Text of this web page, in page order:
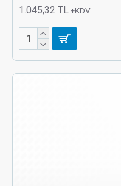
1.045,32 TL +KDV